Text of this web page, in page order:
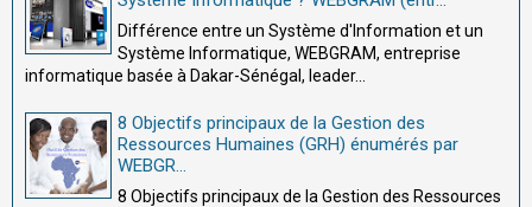
Différence entre un Système d'Information et un
Système Informatique, WEBGRAM, entreprise
informatique basée à Dakar-Sénégal, leader...
8 Objectifs principaux de la Gestion des
Ressources Humaines (GRH) énumérés par
WEBGR...
8 Objectifs principaux de la Gestion des Ressources